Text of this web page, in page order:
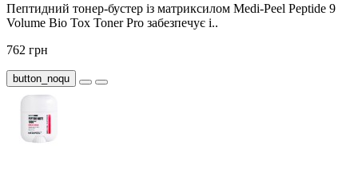
Пептидний тонер-бустер із матриксилом Medi-Peel Peptide 9
Volume Bio Tox Toner Pro забезпечує і..
762 грн
button_noqu